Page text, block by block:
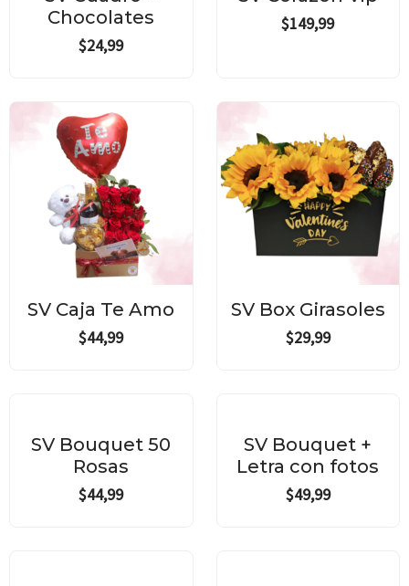
Chocolates
$24,99
$149,99
SV Caja Te Amo
$44,99
SV Box Girasoles
$29,99
SV Bouquet 50
Rosas
$44,99
SV Bouquet +
Letra con fotos
$49,99